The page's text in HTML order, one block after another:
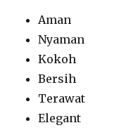
Aman
Nyaman
Kokoh
Bersih
Terawat
Elegant